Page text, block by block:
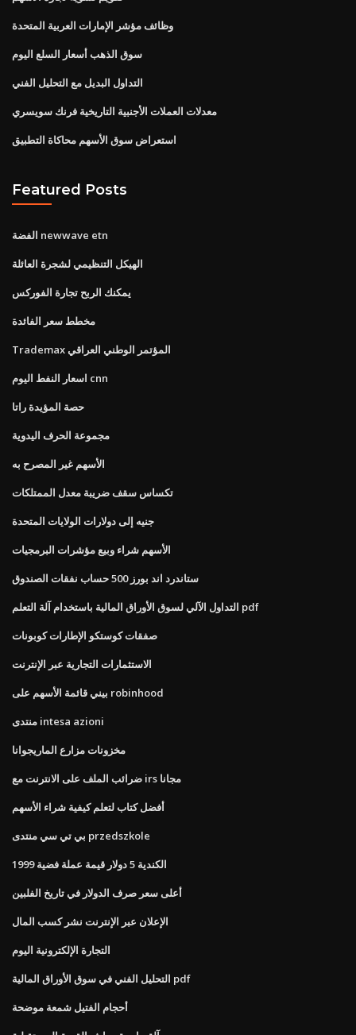
وظائف مؤشر الإمارات العربية المتحدة
سوق الذهب أسعار السلع اليوم
التداول البديل مع التحليل الفني
معدلات العملات الأجنبية التاريخية فرنك سويسري
استعراض سوق الأسهم محاكاة التطبيق
Featured Posts
الفضة newwave etn
الهيكل التنظيمي لشجرة العائلة
يمكنك الربح تجارة الفوركس
مخطط سعر الفائدة
Trademax المؤتمر الوطني العراقي
اسعار النفط اليوم cnn
حصة المؤيدة راتا
مجموعة الحرف اليدوية
الأسهم غير المصرح به
تكساس سقف ضريبة معدل الممتلكات
جنيه إلى دولارات الولايات المتحدة
الأسهم شراء وبيع مؤشرات البرمجيات
ستاندرد اند بورز 500 حساب نفقات الصندوق
التداول الآلي لسوق الأوراق المالية باستخدام آلة التعلم pdf
صفقات كوستكو الإطارات كوبونات
الاستثمارات التجارية عبر الإنترنت
بيني قائمة الأسهم على robinhood
منتدى intesa azioni
مخزونات مزارع الماريجوانا
ضرائب الملف على الانترنت مع irs مجانا
أفضل كتاب لتعلم كيفية شراء الأسهم
بي تي سي منتدى przedszkole
1999 الكندية 5 دولار قيمة عملة فضية
أعلى سعر صرف الدولار في تاريخ الفلبين
الإعلان عبر الإنترنت نشر كسب المال
التجارة الإلكترونية اليوم
التحليل الفني في سوق الأوراق المالية pdf
أحجام الفتيل شمعة موضحة